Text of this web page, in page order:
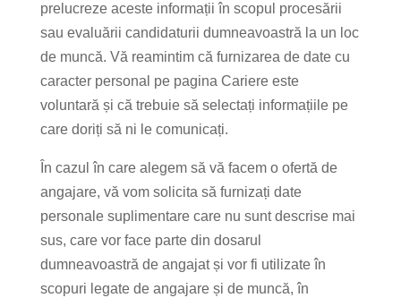
prelucreze aceste informații în scopul procesării
sau evaluării candidaturii dumneavoastră la un loc
de muncă. Vă reamintim că furnizarea de date cu
caracter personal pe pagina Cariere este
voluntară și că trebuie să selectați informațiile pe
care doriți să ni le comunicați.
În cazul în care alegem să vă facem o ofertă de
angajare, vă vom solicita să furnizați date
personale suplimentare care nu sunt descrise mai
sus, care vor face parte din dosarul
dumneavoastră de angajat și vor fi utilizate în
scopuri legate de angajare și de muncă, în